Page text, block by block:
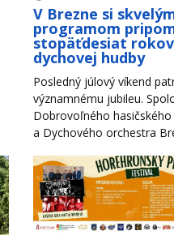
V Brezne si
programom
stopäťdesiat
dychovej hudby
Posledný júlový víkend
významnému jubileu.
Dobrovoľného
a Dychového orchestra